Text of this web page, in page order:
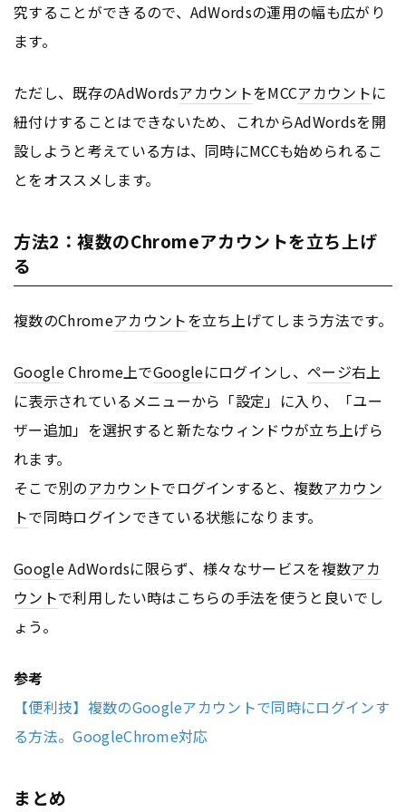
究することができるので、AdWordsの運用の幅も広がり
ます。
ただし、既存のAdWordsアカウントをMCCアカウントに
紐付けすることはできないため、これからAdWordsを開
設しようと考えている方は、同時にMCCも始められるこ
とをオススメします。
方法2：複数のChromeアカウントを立ち上げ
る
複数のChromeアカウントを立ち上げてしまう方法です。
GoogleChrome上でGoogleにログインし、 ページ右上
に表示されているメニューから「設定」に入り、「ユー
ザー追加」を選択すると新たなウィンドウが立ち上げら
れます。
そこで別のアカウントでログインすると、複数アカウン
トで同時ログインできている状態になります。
GoogleAdWordsに限らず、様々なサービスを複数アカ
ウントで利用したい時はこちらの手法を使うと良いでし
ょう。
参考
【便利技】複数のGoogleアカウントで同時にログインす
る方法。GoogleChrome対応
まとめ